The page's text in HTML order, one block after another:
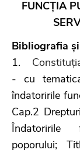
FUNCȚIA
Bibliografia
1.
- cu
îndatoririle
Cap.2
Îndatoririle
poporului;